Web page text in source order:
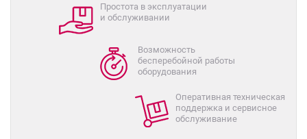
Простота в эксплуатации
и обслуживании
Возможность
бесперебойной работы
оборудования
Оперативная техническая
поддержка и сервисное
обслуживание